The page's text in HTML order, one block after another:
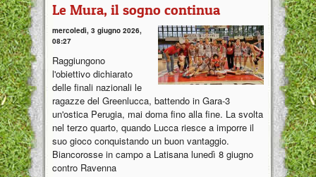
Le Mura, il sogno continua
mercoledì, 3 giugno 2026,
08:27
Raggiungono
l'obiettivo dichiarato
delle finali nazionali le
ragazze del Greenlucca, battendo in Gara-3
un'ostica Perugia, mai doma fino alla fine. La svolta
nel terzo quarto, quando Lucca riesce a imporre il
suo gioco conquistando un buon vantaggio.
Biancorosse in campo a Latisana lunedì 8 giugno
contro Ravenna